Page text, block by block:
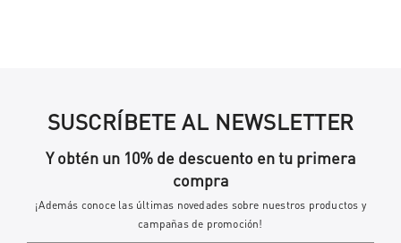
SUSCRÍBETE AL NEWSLETTER
Y obtén un 10% de descuento en tu primera
compra
¡Además conoce las últimas novedades sobre nuestros productos y
campañas de promoción!